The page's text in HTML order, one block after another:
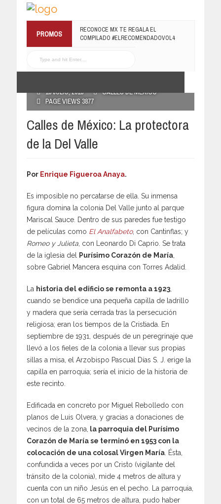
PROMOS
¡TE INVITAMOS A LA PREMIERE DE
LUCHANDO CON MI FAMILIA!
RECONOCE MX TE REGALA EL
18 JULIO, 2013
CALLES DE MÉXICO
PAGE VIEWS 3877
Calles de México: La protectora
de la Del Valle
Por Enrique Figueroa Anaya.
Es imposible no percatarse de ella. Su inmensa
figura domina la colonia Del Valle junto al parque
Mariscal Sauce. Dentro de sus paredes fue testigo
de películas como El Analfabeto, con Cantinflas; y
Romeo y Julieta , con Leonardo Di Caprio. Se trata
de la iglesia del
Purísimo Corazón de María
sobre Gabriel Mancera esquina con Torres Adalid.
La historia del edificio se remonta a 1923
cuando se bendice una pequeña capilla de ladrillo
y madera que sería cerrada tras la persecución
religiosa; eran los tiempos de la Cristiada. En
septiembre de 1931, después de un peregrinaje que
llevó a los fieles de la colonia a llevar sus propias
sillas a misa, el Arzobispo Pascual Días S. J. erige la
capilla en parroquia; sería el inicio de la historia de
este recinto.
Edificada en concreto por Miguel Rebolledo con
planos de Luis Olvera, y gracias a donaciones de
vecinos de la zona,
la parroquia del Purísimo
Corazón de María se terminó en 1953 con la
colocación de una colosal Virgen María . Ésta,
confundida a veces por un Cristo (vigilante del
tránsito de la colonia), mide 4 metros de altura y
cuenta con un niño Jesús en el pecho. La parroquia,
con un total de 65 metros de altura, pudo haber